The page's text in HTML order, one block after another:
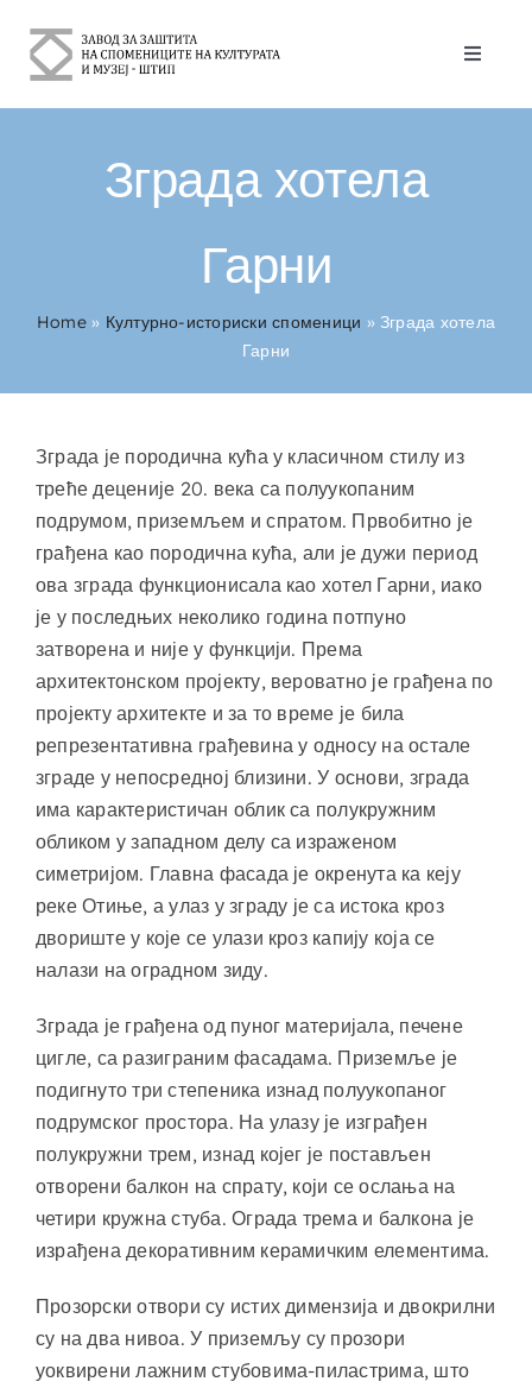
content
Toggle
За Нас
Културно-историски споменици
Зграда хотела
Гарни
Home» Културно-историски споменици »Зграда хотела
Гарни
Зграда је породична кућа у класичном стилу из
треће деценије 20. века са полуукопаним
подрумом, приземљем и спратом. Првобитно је
грађена као породична кућа, али је дужи период
ова зграда функционисала као хотел Гарни, иако
је у последњих неколико година потпуно
затворена и није у функцији. Према
архитектонском пројекту, вероватно је грађена по
пројекту архитекте и за то време је била
репрезентативна грађевина у односу на остале
зграде у непосредној близини. У основи, зграда
има карактеристичан облик са полукружним
обликом у западном делу са израженом
симетријом. Главна фасада је окренута ка кеју
реке Отиње, а улаз у зграду је са истока кроз
двориште у које се улази кроз капију која се
налази на оградном зиду.
Зграда је грађена од пуног материјала, печене
цигле, са разиграним фасадама. Приземље је
подигнуто три степеника изнад полуукопаног
подрумског простора. На улазу је изграђен
полукружни трем, изнад којег је постављен
отворени балкон на спрату, који се ослања на
четири кружна стуба. Ограда трема и балкона је
израђена декоративним керамичким елементима.
Прозорски отвори су истих димензија и двокрилни
су на два нивоа. У приземљу су прозори
уоквирени лажним стубовима-пиластрима, што